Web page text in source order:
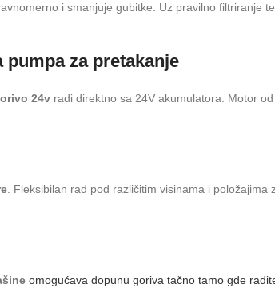
i smanjuje gubitke. Uz pravilno filtriranje
pumpa za pretakanje
24v radi direktno sa 24V akumulatora. Motor
. Fleksibilan rad pod različitim visinama i položajima
omogućava dopunu goriva tačno tamo gde